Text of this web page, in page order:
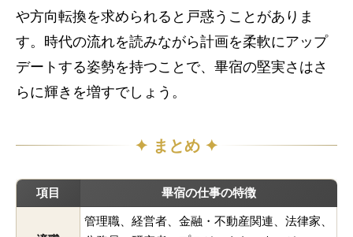
や方向転換を求められると戸惑うことがありま
す。時代の流れを読みながら計画を柔軟にアップ
デートする姿勢を持つことで、畢宿の堅実さはさ
らに輝きを増すでしょう。
✦ まとめ ✦
項目 畢宿の仕事の特徴
管理職、経営者、金融・不動産関連、法律家、